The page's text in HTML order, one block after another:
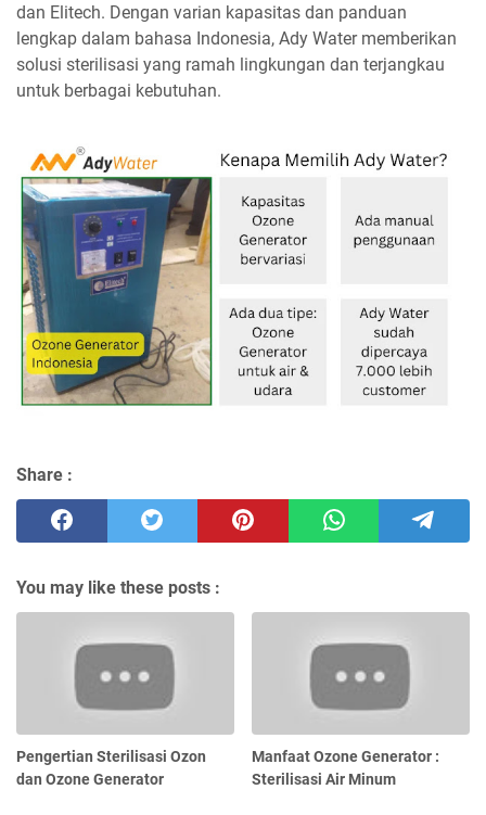
dan Elitech. Dengan varian kapasitas dan panduan
lengkap dalam bahasa Indonesia, Ady Water memberikan
solusi sterilisasi yang ramah lingkungan dan terjangkau
untuk berbagai kebutuhan.
Share :
You may like these posts :
Pengertian Sterilisasi Ozon
dan Ozone Generator
Manfaat Ozone Generator :
Sterilisasi Air Minum